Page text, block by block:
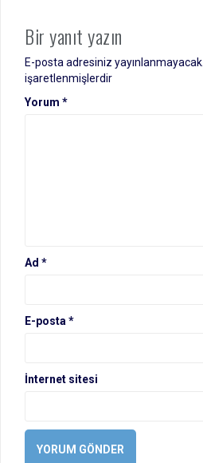
Bir yanıt yazın
E-posta adresiniz yayınlanmayacak.
işaretlenmişlerdir
Yorum *
Ad *
E-posta *
İnternet sitesi